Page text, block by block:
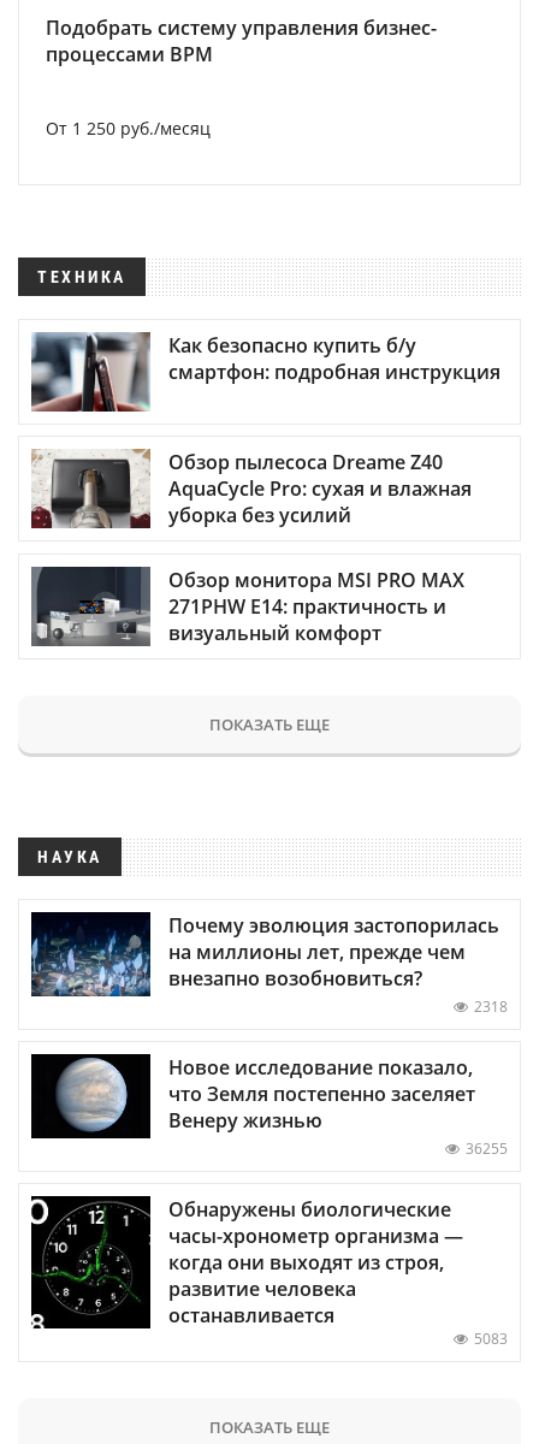
Подобрать систему управления бизнес-
процессами BPM
От 1 250 руб./месяц
ТЕХНИКА
Как безопасно купить б/у
смартфон: подробная инструкция
Обзор пылесоса Dreame Z40
AquaCycle Pro: сухая и влажная
уборка без усилий
Обзор монитора MSI PRO MAX
271PHW E14: практичность и
визуальный комфорт
ПОКАЗАТЬ ЕЩЕ
НАУКА
Почему эволюция застопорилась
на миллионы лет, прежде чем
внезапно возобновиться?
2318
Новое исследование показало,
что Земля постепенно заселяет
Венеру жизнью
36255
Обнаружены биологические
часы-хронометр организма —
когда они выходят из строя,
развитие человека
останавливается
5083
ПОКАЗАТЬ ЕЩЕ